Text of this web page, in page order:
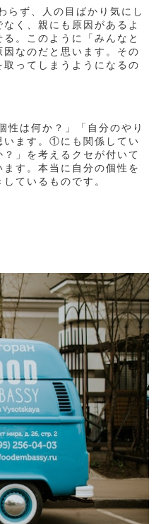
らず、人の目ばかり気にし
く、親にも原因があるよ
。このように「みんなと
なのだと思います。その
ってしまうようになるの
性は何か？」「自分のやり
います。①にも関係してい
」を考えるクセが付いて
す。本当に自分の個性を
ているものです。